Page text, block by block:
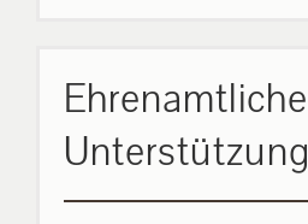
Ehrenamtliche
Unterstützung